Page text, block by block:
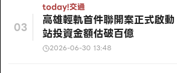
03
today!交通
高雄輕軌首件聯開案正式啟
站投資金額估破百億
2026-06-30 13:48